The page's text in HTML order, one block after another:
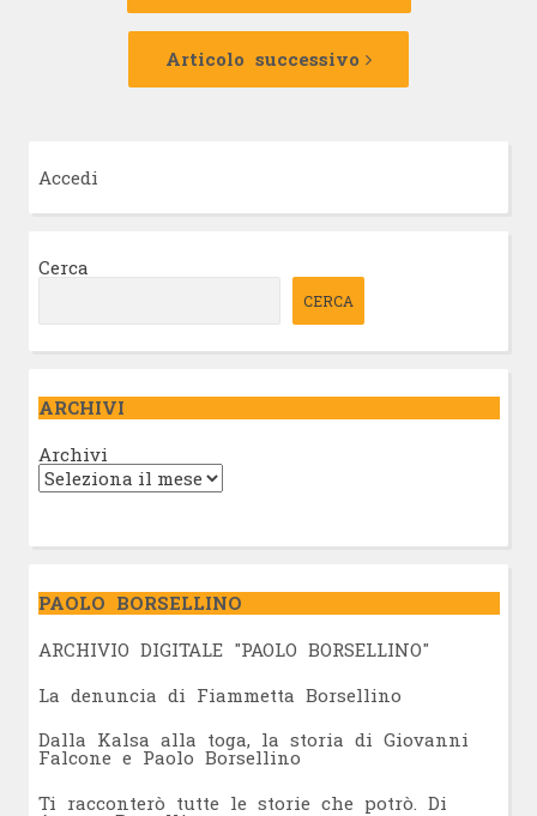
Articolo successivo
Articolo
Accedi
Cerca
CERCA
ARCHIVI
Archivi
PAOLO BORSELLINO
ARCHIVIO DIGITALE "PAOLO BORSELLINO"
La denuncia di Fiammetta Borsellino
Dalla Kalsa alla toga, la storia di Giovanni
Falcone e Paolo Borsellino
Ti racconterò tutte le storie che potrò. Di